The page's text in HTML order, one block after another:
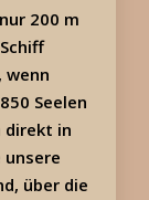
200 m
wenn
Seelen
direkt in
unsere
über die